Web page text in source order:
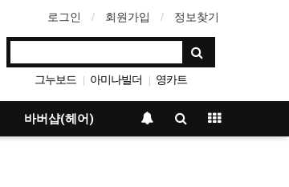
로그인 회원가입 정보찾기
그누보드 아미나빌더 영카트
| 베이직테마
바버샵(헤어)